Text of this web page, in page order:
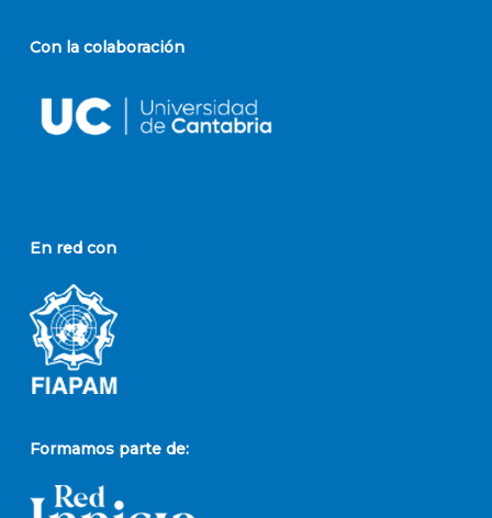
Con la colaboración
En red con
Formamos parte de: